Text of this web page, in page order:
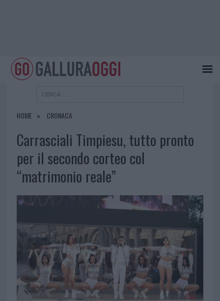
HOME CRONACA
Carrasciali Timpiesu, tutto pronto
per il secondo corteo col
“matrimonio reale”